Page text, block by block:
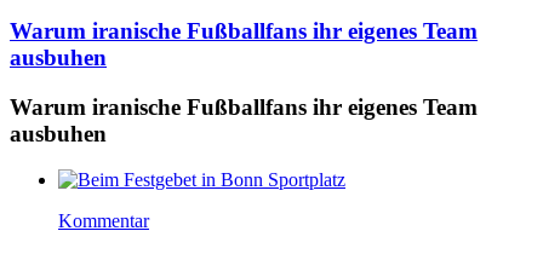
Warum iranische Fußballfans ihr eigenes Team
ausbuhen
Warum iranische Fußballfans ihr eigenes Team
ausbuhen
Kommentar